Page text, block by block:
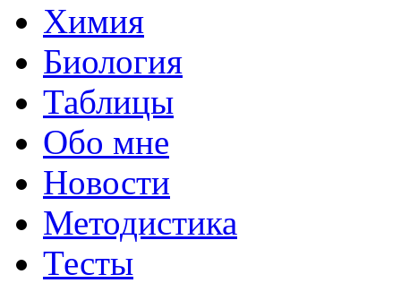
Химия
Биология
Таблицы
Обо мне
Новости
Методистика
Тесты